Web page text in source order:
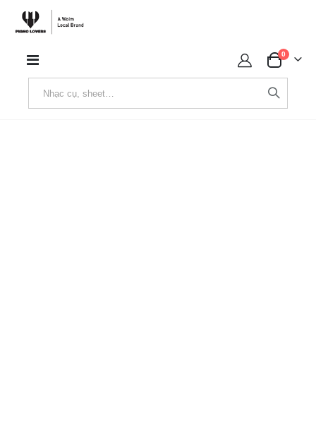
Toggle
Cart
0 sản